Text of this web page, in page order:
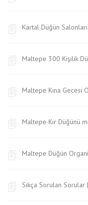
Kartal Düğün
Maltepe 300 Kişilik
Maltepe Kına Gecesi
Maltepe Kır Düğünü
Maltepe Düğün
Sıkça Sorulan Sorular